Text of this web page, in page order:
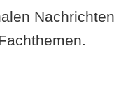
Nachrichten